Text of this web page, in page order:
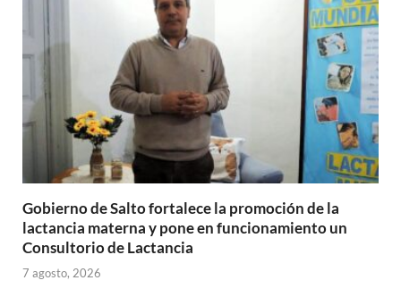
Gobierno de Salto fortalece la promoción de la
lactancia materna y pone en funcionamiento un
Consultorio de Lactancia
7 agosto, 2026